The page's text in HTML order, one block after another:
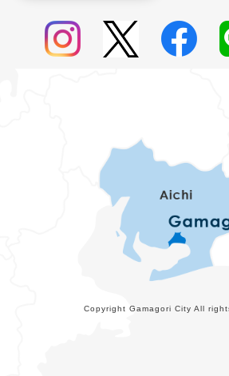
Copyright Gamagori City All